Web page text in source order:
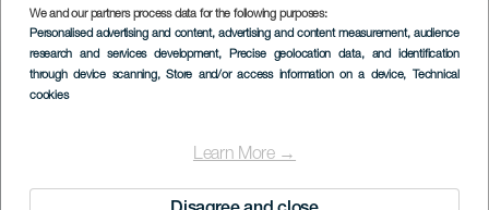
We and our partners process data for the following purposes:
Personalised advertising and content, advertising and content measurement, audience
research and services development, Precise geolocation data, and identification
through device scanning, Store and/or access information on a device, Technical
cookies
Learn More →
Imagen
Listado